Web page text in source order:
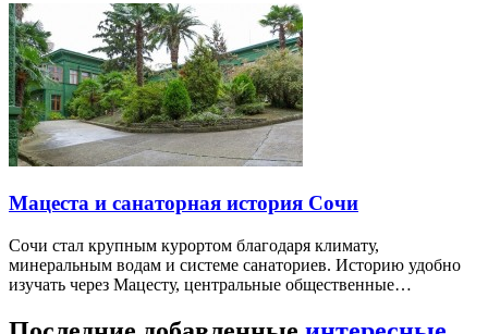
Мацеста и санаторная история Сочи
Сочи стал крупным курортом благодаря климату,
минеральным водам и системе санаториев. Историю удобно
изучать через Мацесту, центральные общественные…